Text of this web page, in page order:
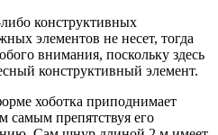
конструктивных
элементов не несет, тогда
внимания, поскольку здесь
конструктивный элемент.
хоботка приподнимает
самым препятствуя его